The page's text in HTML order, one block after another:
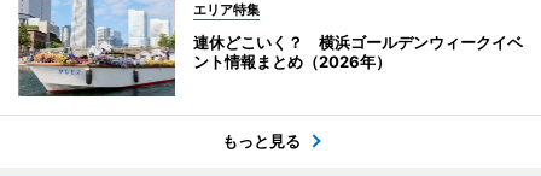
エリア特集
連休どこいく？ 横浜ゴールデンウィークイベ
ント情報まとめ（2026年）
もっと見る